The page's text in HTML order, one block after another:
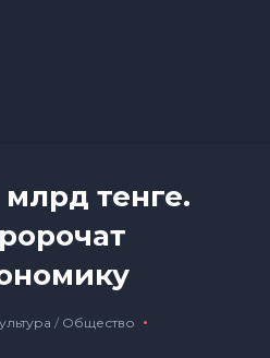
тенге.
/ Общество